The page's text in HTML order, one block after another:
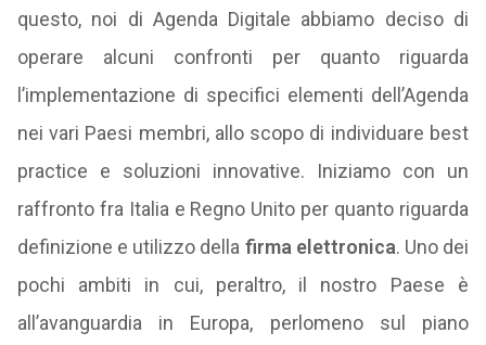
questo, noi di Agenda Digitale abbiamo deciso di
operare alcuni confronti per quanto riguarda
l’implementazione di specifici elementi dell’Agenda
nei vari Paesi membri, allo scopo di individuare best
practice e soluzioni innovative. Iniziamo con un
raffronto fra Italia e Regno Unito per quanto riguarda
definizione e utilizzo della firma elettronica. Uno dei
pochi ambiti in cui, peraltro, il nostro Paese è
all’avanguardia in Europa, perlomeno sul piano